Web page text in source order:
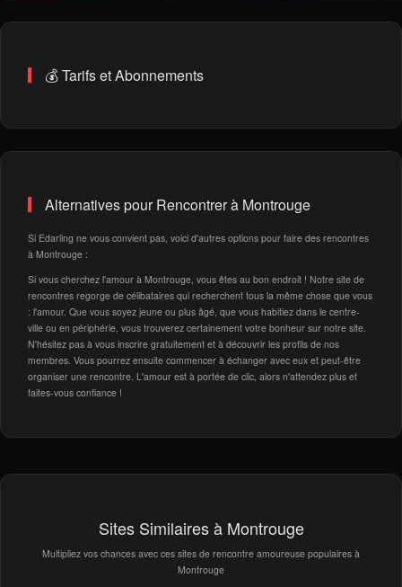
💰 Tarifs et Abonnements
Alternatives pour Rencontrer à Montrouge
Si Edarling ne vous convient pas, voici d'autres options pour faire des rencontres
à Montrouge :
Si vous cherchez l'amour à Montrouge, vous êtes au bon endroit ! Notre site de
rencontres regorge de célibataires qui recherchent tous la même chose que vous
: l'amour. Que vous soyez jeune ou plus âgé, que vous habitiez dans le centre-
ville ou en périphérie, vous trouverez certainement votre bonheur sur notre site.
N'hésitez pas à vous inscrire gratuitement et à découvrir les profils de nos
membres. Vous pourrez ensuite commencer à échanger avec eux et peut-être
organiser une rencontre. L'amour est à portée de clic, alors n'attendez plus et
faites-vous confiance !
Sites Similaires à Montrouge
Multipliez vos chances avec ces sites de rencontre amoureuse populaires à
Montrouge